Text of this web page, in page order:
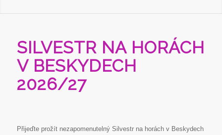
SILVESTR NA HORÁCH
V BESKYDECH
2026/27
Přijeďte prožít nezapomenutelný Silvestr na horách v Beskydech